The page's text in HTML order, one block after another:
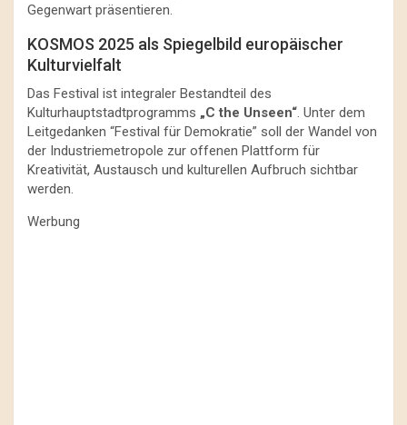
Gegenwart präsentieren.
KOSMOS 2025 als Spiegelbild europäischer
Kulturvielfalt
Das Festival ist integraler Bestandteil des
Kulturhauptstadtprogramms „C the Unseen“. Unter dem
Leitgedanken “Festival für Demokratie” soll der Wandel von
der Industriemetropole zur offenen Plattform für
Kreativität, Austausch und kulturellen Aufbruch sichtbar
werden.
Werbung